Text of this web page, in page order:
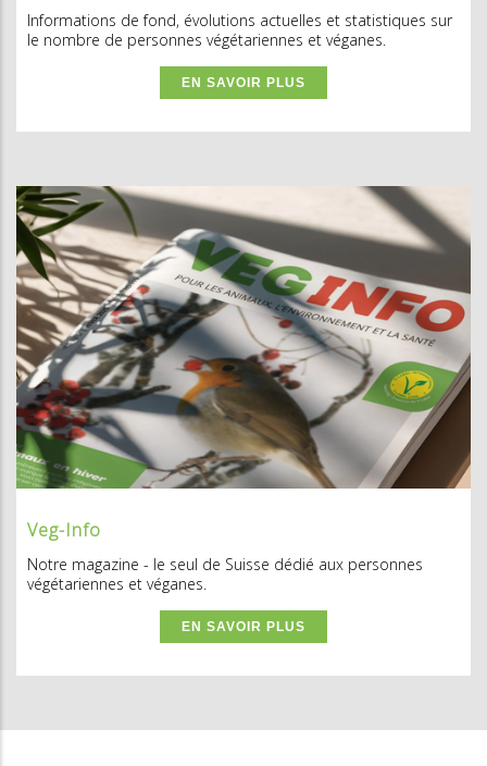
Informations de fond, évolutions actuelles et statistiques sur
le nombre de personnes végétariennes et véganes.
EN SAVOIR PLUS
Veg-Info
Notre magazine - le seul de Suisse dédié aux personnes
végétariennes et véganes.
EN SAVOIR PLUS